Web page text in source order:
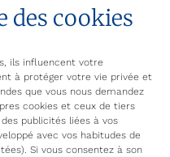
des cookies
ils influencent votre
à protéger votre vie privée et
que vous nous demandez
cookies et ceux de tiers
publicités liées à vos
avec vos habitudes de
Si vous consentez à son